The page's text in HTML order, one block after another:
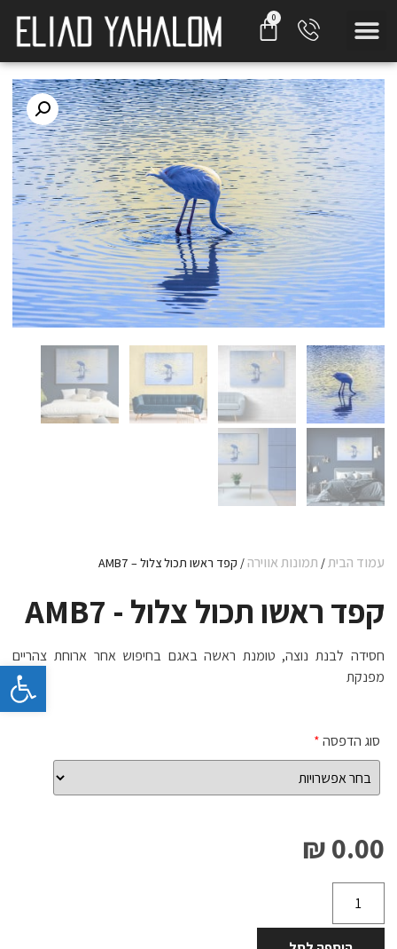
עמוד הבית/ תמונות אווירה / קפד ראשו תכול צלול – AMB7
קפד ראשו תכול צלול - AMB7
חסידה לבנת נוצה, טומנת ראשה באגם בחיפוש אחר ארוחת צהריים
מפנקת
סוג הדפסה*
0.00 ₪